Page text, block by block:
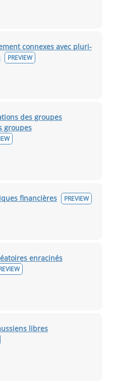
connexes avec pluri-
PREVIEW
des groupes
groupes
financières PREVIEW
enracinés
libres